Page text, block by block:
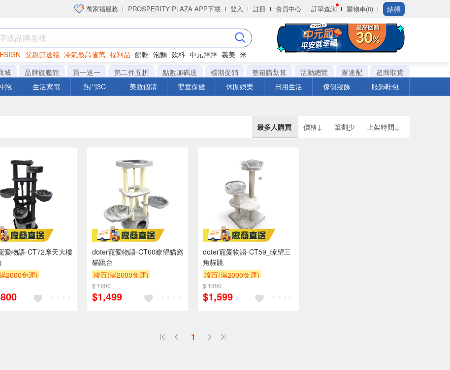
萬家福服務 PROSPERITY PLAZA APP下載 登入 註冊 會員中心 訂單查詢 購物車(0) 結帳
父親節送禮 冷氣最高省萬 福利品 餅乾 泡麵 飲料 中元拜拜 義美 米
洋芋片
城 品牌旗艦館 買一送一 第二件五折 點數加碼送 檔期促銷 整箱購划算 活動總覽 家速配
超商取貨
泡 生活家電 熱門3C 美妝個清 嬰童保健 休閒娛樂 日用生活 傢俱寢飾 服飾鞋包
最多人購買 價格↓ 筆劃少 上架時間↓
愛物語-CT72摩天大樓
2000免運)
doter寵愛物語-CT60瞭望貓窩
貓跳台
竣百(滿2000免運)
贈OPENPOINT
$ 1900
$1,499
doter寵愛物語-CT59_瞭望三
角貓跳
竣百(滿2000免運)
贈OPENPOINT
$ 1800
$1,599
1